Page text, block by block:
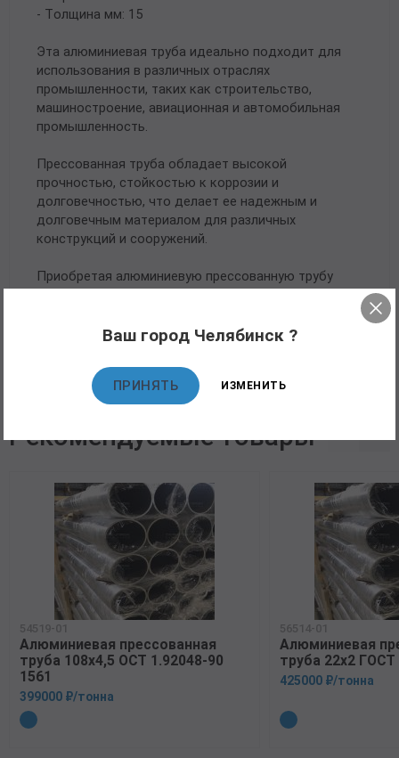
- Толщина мм: 15
Эта алюминиевая труба идеально подходит для
использования в различных отраслях
промышленности, таких как строительство,
машиностроение, авиационная и автомобильная
промышленность.
Прессованная труба обладает высокой
прочностью, стойкостью к коррозии и
долговечностью, что делает ее надежным и
долговечным материалом для различных
конструкций и сооружений.
Приобретая алюминиевую прессованную трубу
соответствующие самым высоким стандартам
Рекомендуемые товары
54519-01
Алюминиевая прессованная
труба 108х4,5 ОСТ 1.92048-90
1561
399000 ₽/тонна
56514-01
Алюминиевая
труба 22х2
425000 ₽/тонна
Ваш город Челябинск ?
ПРИНЯТЬ ИЗМЕНИТЬ